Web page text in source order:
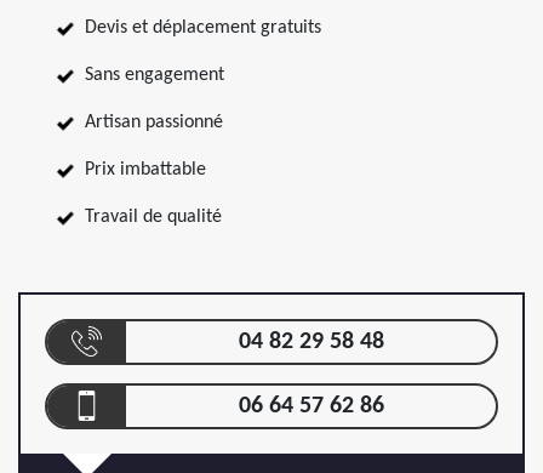
Devis et déplacement gratuits
Sans engagement
Artisan passionné
Prix imbattable
Travail de qualité
04 82 29 58 48
06 64 57 62 86